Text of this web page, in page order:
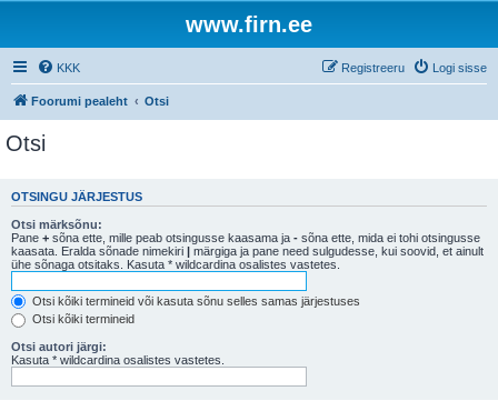
www.firn.ee
KKK Logi sisse
Registreeru
Foorumi pealeht Otsi
Otsi
OTSINGU JÄRJESTUS
Otsi märksõnu:
Pane + sõna ette, mille peab otsingusse kaasama ja - sõna ette, mida ei tohi otsingusse
kaasata. Eralda sõnade nimekiri | märgiga ja pane need sulgudesse, kui soovid, et ainult
ühe sõnaga otsitaks. Kasuta * wildcardina osalistes vastetes.
Otsi kõiki termineid või kasuta sõnu selles samas järjestuses
Otsi kõiki termineid
Otsi autori järgi:
Kasuta * wildcardina osalistes vastetes.